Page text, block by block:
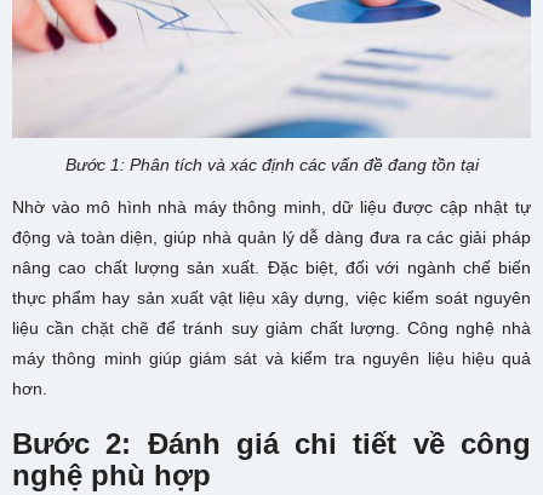
Bước 1: Phân tích và xác định các vấn đề đang tồn tại
Nhờ vào mô hình nhà máy thông minh, dữ liệu được cập nhật tự
động và toàn diện, giúp nhà quản lý dễ dàng đưa ra các giải pháp
nâng cao chất lượng sản xuất. Đặc biệt, đối với ngành chế biến
thực phẩm hay sản xuất vật liệu xây dựng, việc kiểm soát nguyên
liệu cần chặt chẽ để tránh suy giảm chất lượng. Công nghệ nhà
máy thông minh giúp giám sát và kiểm tra nguyên liệu hiệu quả
hơn.
Bước 2: Đánh giá chi tiết về công
nghệ phù hợp